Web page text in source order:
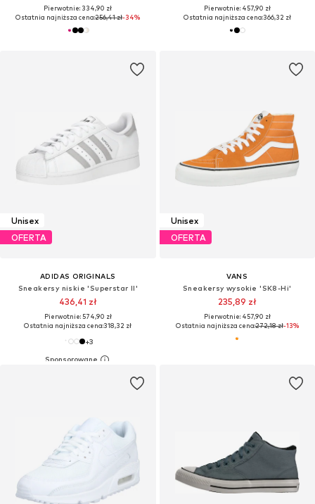
Pierwotnie: 334,90 zł
Ostatnia najniższa cena:256,41 zł-34%
Pierwotnie: 457,90 zł
Ostatnia najniższa cena:366,32 zł
Unisex
OFERTA
ADIDAS ORIGINALS
Sneakersy niskie 'Superstar II'
436,41 zł
Pierwotnie: 574,90 zł
Ostatnia najniższa cena:318,32 zł
+3
Unisex
OFERTA
VANS
Sneakersy wysokie 'SK8-Hi'
235,89 zł
Pierwotnie: 457,90 zł
Ostatnia najniższa cena:272,18 zł-13%